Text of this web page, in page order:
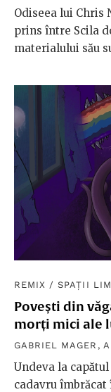
Odiseea lui Chris
prins între Scila
materialului său
REMIX /SPAȚII
Povești din
morți mici ale
GABRIEL MAGER ,
Undeva la
cadavru